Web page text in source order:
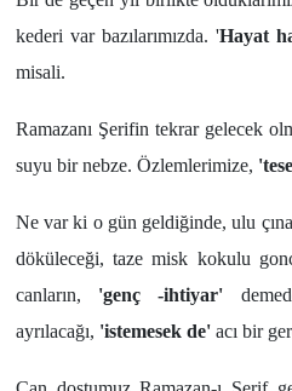
kederi var bazılarımızda. 'Hayat
misali.
Ramazanı Şerifin tekrar gelecek
suyu bir nebze. Özlemlerimize,
Ne var ki o gün geldiğinde, ulu
döküleceği, taze misk kokulu
canların, 'genç -ihtiyar'
ayrılacağı, 'istemesek de'acı bir